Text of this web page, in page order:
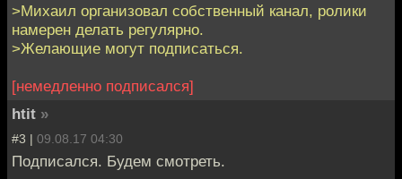
>Михаил организовал собственный канал, ролики
намерен делать регулярно.
>Желающие могут подписаться.
[немедленно подписался]
htit »
#3 | 09.08.17 04:30
Подписался. Будем смотреть.